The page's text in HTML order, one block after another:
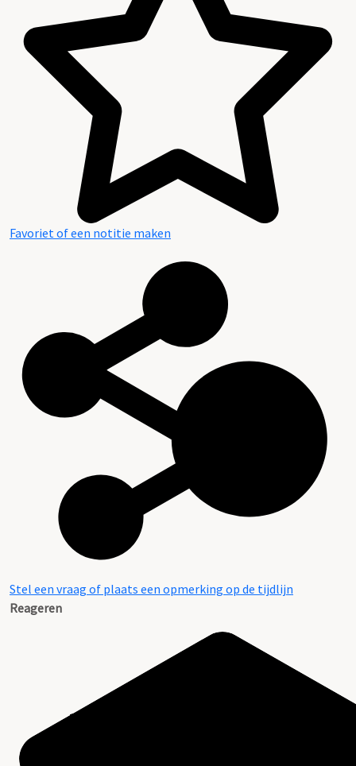
Favoriet of een notitie maken
Stel een vraag of plaats een opmerking op de tijdlijn
Reageren